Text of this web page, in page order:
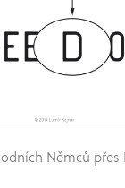
Němců přes